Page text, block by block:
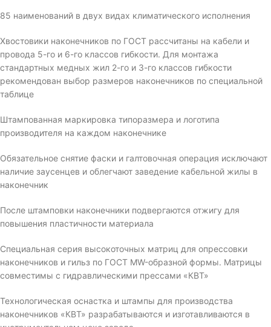
85 наименований в двух видах климатического исполнения
Хвостовики наконечников по ГОСТ рассчитаны на кабели и
провода 5-го и 6-го классов гибкости. Для монтажа
стандартных медных жил 2-го и 3-го классов гибкости
рекомендован выбор размеров наконечников по специальной
таблице
Штампованная маркировка типоразмера и логотипа
производителя на каждом наконечнике
Обязательное снятие фаски и галтовочная операция исключают
наличие заусенцев и облегчают заведение кабельной жилы в
наконечник
После штамповки наконечники подвергаются отжигу для
повышения пластичности материала
Специальная серия высокоточных матриц для опрессовки
наконечников и гильз по ГОСТ MW-образной формы. Матрицы
совместимы с гидравлическими прессами «КВТ»
Технологическая оснастка и штампы для производства
наконечников «КВТ» разрабатываются и изготавливаются в